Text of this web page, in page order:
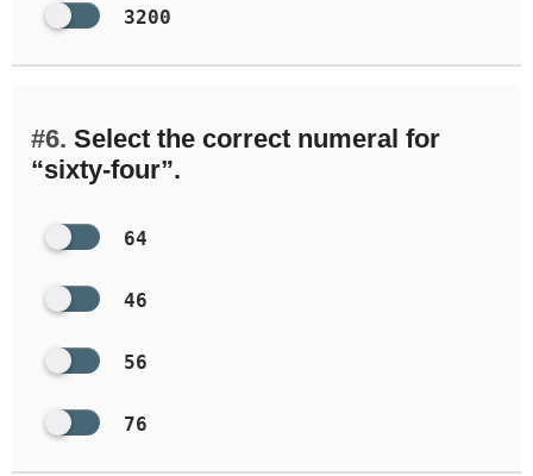
3200
#6. Select the correct numeral for
“sixty-four”.
64
46
56
76